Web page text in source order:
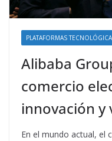
PLATAFORMAS
Alibaba
comercio
innovación y
En el mundo actual, el